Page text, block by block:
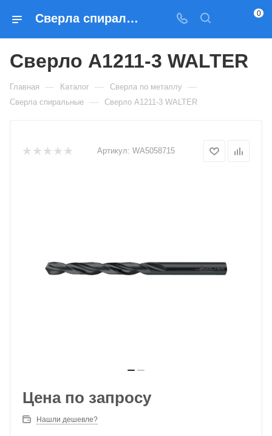
Сверла спиральные Сверло A1211-3 WALTER — купить по выгодным ценам в Москве 0
Сверло A1211-3 WALTER
Главная — Каталог — Сверла по металлу —
Сверла спиральные — Сверло A1211-3 WALTER
Артикул: WA5058715
Цена по запросу
Нашли дешевле?